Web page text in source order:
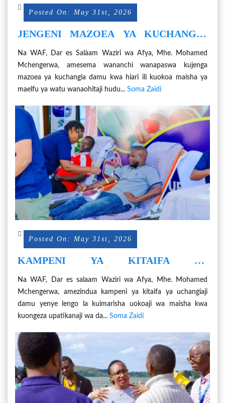
Posted On: May 31st, 2026
JENGENI MAZOEA YA KUCHANGIA
Na WAF, Dar es Salàam Waziri wa Afya, Mhe. Mohamed
Mchengerwa, amesema wananchi wanapaswa kujenga
mazoea ya kuchangia damu kwa hiari ili kuokoa maisha ya
maelfu ya watu wanaohitaji hudu... Soma Zaidi
Posted On: May 31st, 2026
KAMPENI YA KITAIFA YA
UOKOAJI WA MAISHA
Na WAF, Dar es salaam Waziri wa Afya, Mhe. Mohamed
Mchengerwa, amezindua kampeni ya kitaifa ya uchangiaji
damu yenye lengo la kuimarisha uokoaji wa maisha kwa
kuongeza upatikanaji wa da... Soma Zaidi